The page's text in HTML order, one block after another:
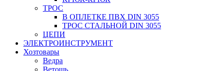
ТРОС
В ОПЛЕТКЕ ПВХ DIN 3055
ТРОС СТАЛЬНОЙ DIN 3055
ЦЕПИ
ЭЛЕКТРОИНСТРУМЕНТ
Хозтовары
Ведра
Ветошь